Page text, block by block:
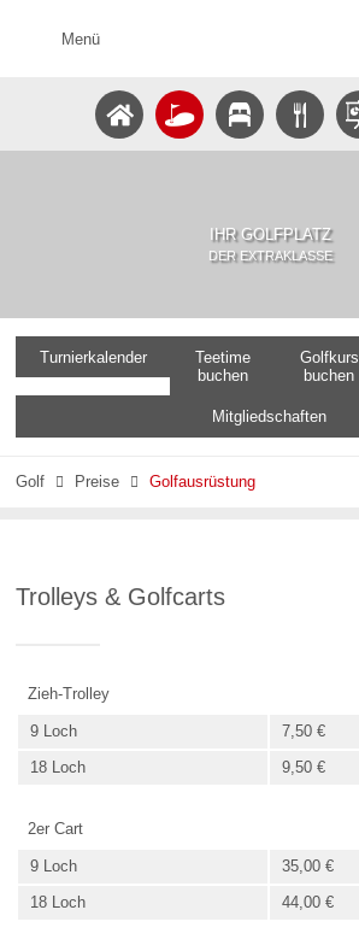
Menü
IHR GOLFPLATZ
DER EXTRAKLASSE
Turnierkalender
Teetime
buchen
Golfkurs
buchen
Mitgliedschaften
Golf  Preise  Golfausrüstung
Trolleys & Golfcarts
Zieh-Trolley
9 Loch
7,50 €
18 Loch
9,50 €
2er Cart
9 Loch
35,00 €
18 Loch
44,00 €